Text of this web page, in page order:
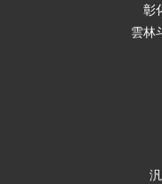
彰
雲林